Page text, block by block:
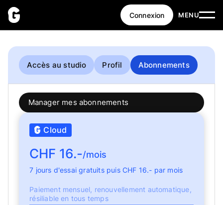
Connexion MENU
Accès au studio Profil Abonnements
Manager mes abonnements
Cloud
CHF 16.-/mois
7 jours d'essai gratuits puis CHF 16.- par mois
Paiement mensuel, renouvellement automatique,
résiliable en tous temps